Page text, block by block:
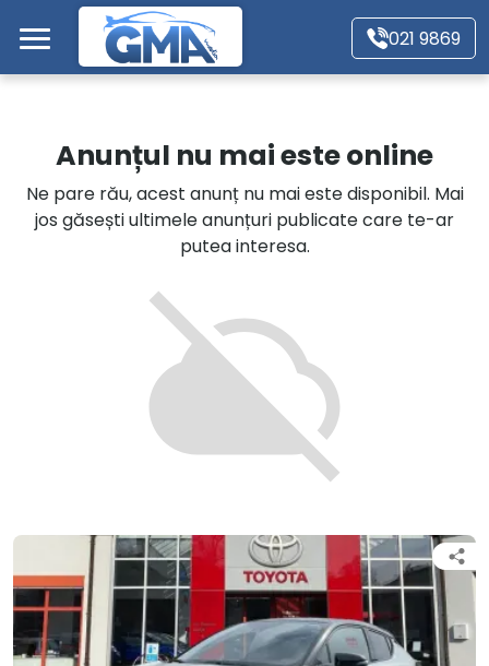
Mergi direct la conținutul principal
021 9869
Autoturisme
Motociclete
Autoutilitare
Alte tipuri vehicule
Anunțul nu mai este online
Ne pare rău, acest anunț nu mai este disponibil. Mai
jos găsești ultimele anunțuri publicate care te-ar
putea interesa.